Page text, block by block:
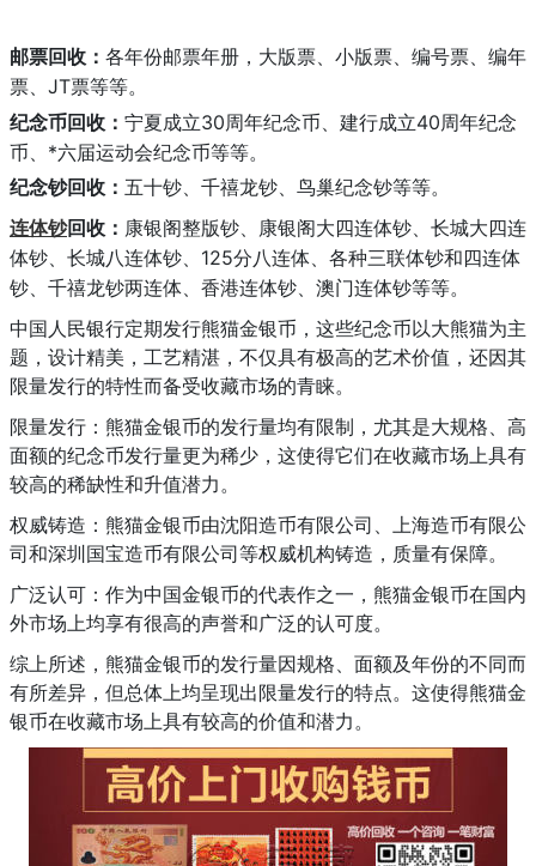
邮票回收： 各年份邮票年册，大版票、小版票、编号票、编年
票、 JT票等等。
纪念币回收： 宁夏成立30周年纪念币、建行成立40周年纪念
币、*六届运动会纪念币等等。
纪念钞回收： 五十钞、千禧龙钞、鸟巢纪念钞等等。
连体钞回收： 康银阁整版钞、康银阁大四连体钞、长城大四连
体钞、长城八连体钞、 125分八连体、各种三联体钞和四连体
钞、千禧龙钞两连体、香港连体钞、澳门连体钞等等。
中国人民银行定期发行熊猫金银币，这些纪念币以大熊猫为主
题，设计精美，工艺精湛，不仅具有极高的艺术价值，还因其
限量发行的特性而备受收藏市场的青睐。
限量发行：熊猫金银币的发行量均有限制，尤其是大规格、高
面额的纪念币发行量更为稀少，这使得它们在收藏市场上具有
较高的稀缺性和升值潜力。
权威铸造：熊猫金银币由沈阳造币有限公司、上海造币有限公
司和深圳国宝造币有限公司等权威机构铸造，质量有保障。
广泛认可：作为中国金银币的代表作之一，熊猫金银币在国内
外市场上均享有很高的声誉和广泛的认可度。
综上所述，熊猫金银币的发行量因规格、面额及年份的不同而
有所差异，但总体上均呈现出限量发行的特点。这使得熊猫金
银币在收藏市场上具有较高的价值和潜力。